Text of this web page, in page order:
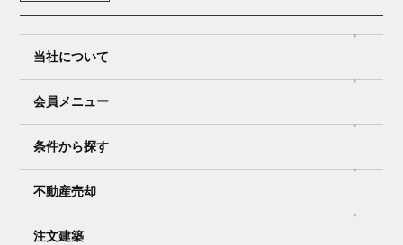
当社について
会員メニュー
条件から探す
不動産売却
注文建築